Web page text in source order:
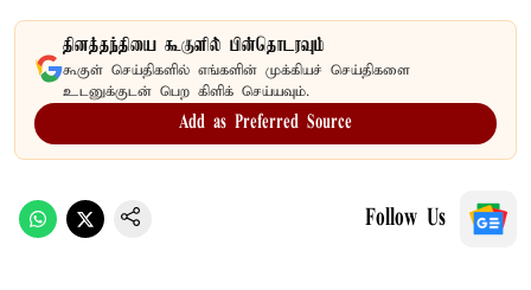
தினத்தந்தியை கூகுளில் பின்தொடரவும்
கூகுள் செய்திகளில் எங்களின் முக்கியச் செய்திகளை
உடனுக்குடன் பெற கிளிக் செய்யவும்.
Add as Preferred Source
Follow Us